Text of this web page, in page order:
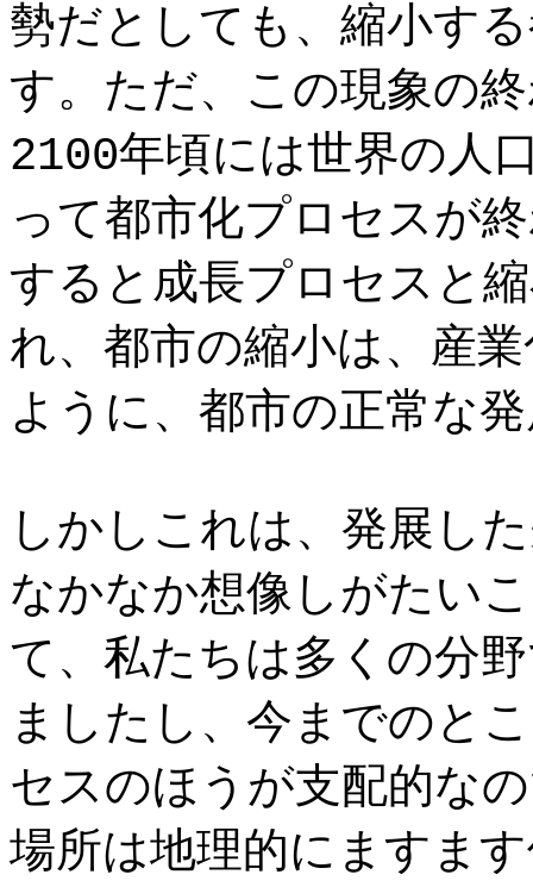
勢だとしても、縮小す
す。ただ、この現象の
2100年頃には世界の人
って都市化プロセスが
すると成長プロセスと
れ、都市の縮小は、産
ように、都市の正常な
しかしこれは、発展し
なかなか想像しがたい
て、私たちは多くの分
ましたし、今までのと
セスのほうが支配的な
場所は地理的にますま